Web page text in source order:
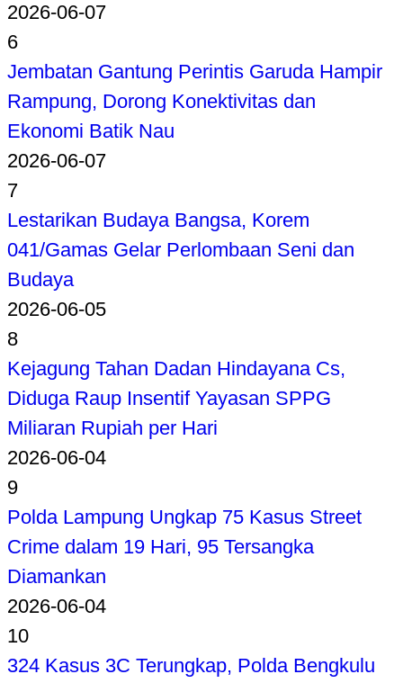
2026-06-07
6
Jembatan Gantung Perintis Garuda Hampir
Rampung, Dorong Konektivitas dan
Ekonomi Batik Nau
2026-06-07
7
Lestarikan Budaya Bangsa, Korem
041/Gamas Gelar Perlombaan Seni dan
Budaya
2026-06-05
8
Kejagung Tahan Dadan Hindayana Cs,
Diduga Raup Insentif Yayasan SPPG
Miliaran Rupiah per Hari
2026-06-04
9
Polda Lampung Ungkap 75 Kasus Street
Crime dalam 19 Hari, 95 Tersangka
Diamankan
2026-06-04
10
324 Kasus 3C Terungkap, Polda Bengkulu